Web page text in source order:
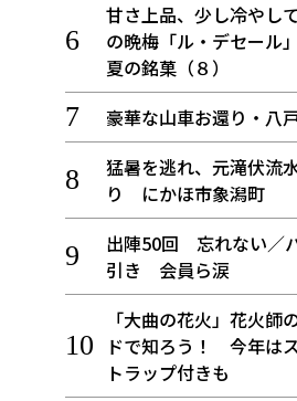
甘さ上品、少し冷や
の晩梅「ル・デセー
夏の銘菓（８）
豪華な山車お還り・八
猛暑を逃れ、元滝伏流
り にかほ市象潟町
出陣50回 忘れない／
引き 会員ら涙
「大曲の花火」花火師
ドで知ろう！ 今年は
トラップ付きも